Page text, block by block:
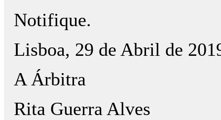
Notifique.
Lisboa, 29 de Abril de
A Árbitra
Rita Guerra Alves